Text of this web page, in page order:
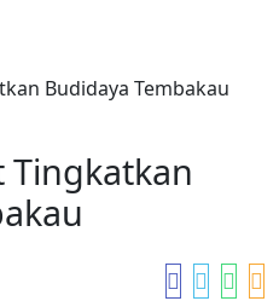
Budidaya Tembakau
Tingkatkan